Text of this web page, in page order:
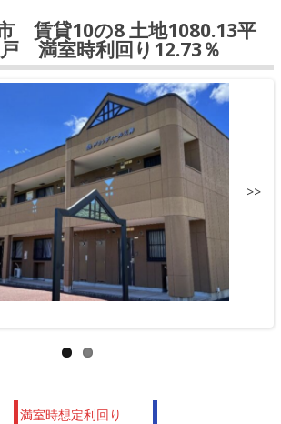
賃貸10の8 土地1080.13平
満室時利回り12.73％
>>
満室時想定利回り